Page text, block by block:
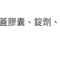
膠囊、錠劑